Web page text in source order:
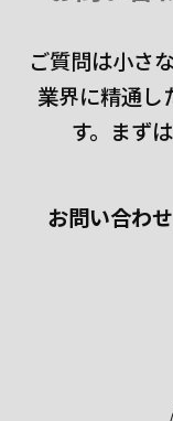
ご質問は小さ
業界に精通し
す。 まず
お問い合わ